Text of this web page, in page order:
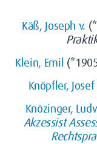
Käß, Joseph v.
Klein, Emil
Knöpfler, Josef
Knözinger,
Akzessist